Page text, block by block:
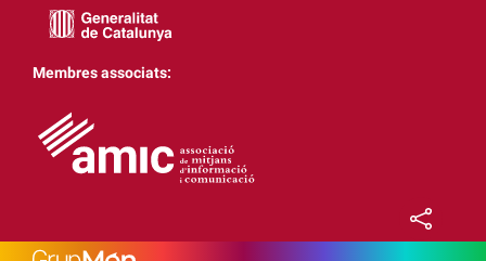
Membres associats: